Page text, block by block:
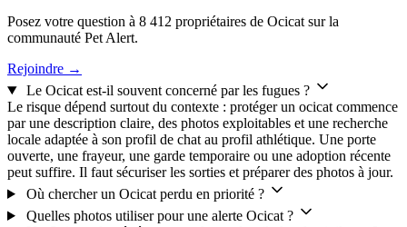
Posez votre question à 8 412 propriétaires de Ocicat sur la
communauté Pet Alert.
Rejoindre →
Le Ocicat est-il souvent concerné par les fugues ?
Le risque dépend surtout du contexte : protéger un ocicat commence
par une description claire, des photos exploitables et une recherche
locale adaptée à son profil de chat au profil athlétique. Une porte
ouverte, une frayeur, une garde temporaire ou une adoption récente
peut suffire. Il faut sécuriser les sorties et préparer des photos à jour.
Où chercher un Ocicat perdu en priorité ?
Quelles photos utiliser pour une alerte Ocicat ?